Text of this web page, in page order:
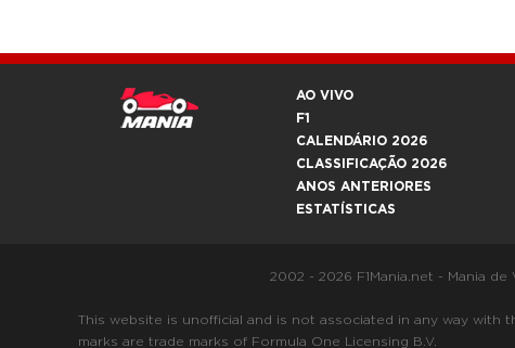
AO VIVO
F1
CALENDÁRIO 2026
CLASSIFICAÇÃO 2026
ANOS ANTERIORES
ESTATÍSTICAS
2002 - 2026 F1Mania.net - Mania
This website is unofficial and is not associated in any way with the
marks are trade marks of Formula One Licensing B.V.